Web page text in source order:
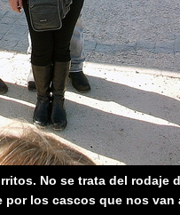
No se trata del
los cascos que nos van